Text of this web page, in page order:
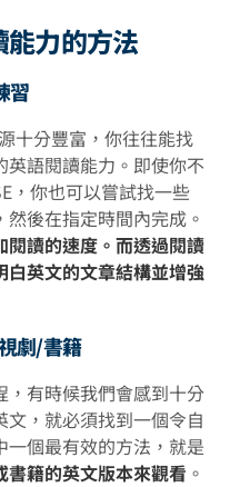
能力的方法
習
十分豐富，你往往能找
語閱讀能力。即使你不
，你也可以嘗試找一些
後在指定時間內完成。
讀的速度。而透過閱讀
英文的文章結構並增強
劇/書籍
，有時候我們會感到十分
，就必須找到一個令自
一個最有效的方法，就是
籍的英文版本來觀看 。